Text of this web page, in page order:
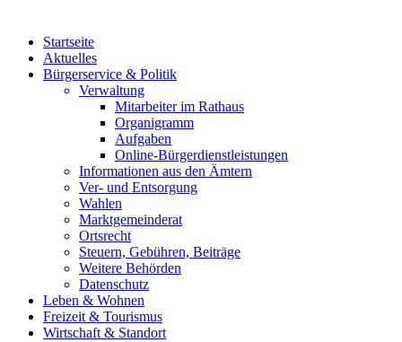
Startseite
Aktuelles
Bürgerservice & Politik
Verwaltung
Mitarbeiter im Rathaus
Organigramm
Aufgaben
Online-Bürgerdienstleistungen
Informationen aus den Ämtern
Ver- und Entsorgung
Wahlen
Marktgemeinderat
Ortsrecht
Steuern, Gebühren, Beiträge
Weitere Behörden
Datenschutz
Leben & Wohnen
Freizeit & Tourismus
Wirtschaft & Standort